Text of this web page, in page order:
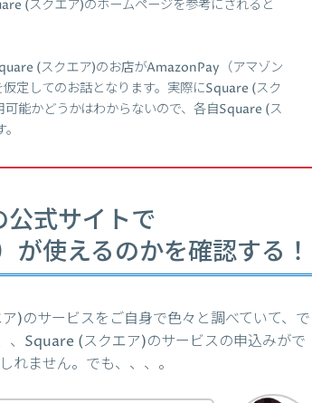
(スクエア)のホームページを参考にされると
(スクエア)のお店がAmazonPay（アマゾン
定してのお話となります。実際にSquare (スク
能かどうかはわからないので、各自Square (ス
式サイトで
使えるのかを確認する！
)のサービスをご自身で色々と調べていて、で
、Square (スクエア)のサービスの申込みがで
れません。でも、、、。